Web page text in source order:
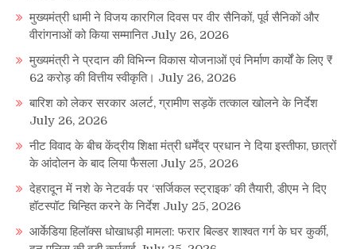
मुख्यमंत्री धामी ने विजय कारगिल दिवस पर वीर सैनिकों, पूर्व सैनिकों और
वीरांगनाओं को किया सम्मानित July 26, 2026
मुख्यमंत्री ने प्रदान की विभिन्न विकास योजनाओं एवं निर्माण कार्यों के लिए ₹
62 करोड़ की वित्तीय स्वीकृति। July 26, 2026
बारिश को लेकर सरकार अलर्ट, ग्रामीण सड़कें तत्काल खोलने के निर्देश
July 26, 2026
नीट विवाद के बीच केंद्रीय शिक्षा मंत्री धर्मेंद्र प्रधान ने दिया इस्तीफा, छात्रों
के आंदोलन के बाद लिया फैसला July 25, 2026
देहरादून में नशे के नेटवर्क पर ‘सर्जिकल स्ट्राइक’ की तैयारी, डीएम ने दिए
हॉटस्पॉट चिन्हित करने के निर्देश July 25, 2026
आर्केडिया हिलॉक्स धोखाधड़ी मामला: फरार बिल्डर शाश्वत गर्ग के घर कुर्की,